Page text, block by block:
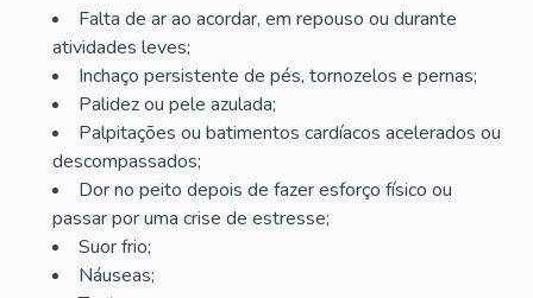
Falta de ar ao acordar, em repouso ou durante
atividades leves;
Inchaço persistente de pés, tornozelos e pernas;
Palidez ou pele azulada;
Palpitações ou batimentos cardíacos acelerados ou
descompassados;
Dor no peito depois de fazer esforço físico ou
passar por uma crise de estresse;
Suor frio;
Náuseas;